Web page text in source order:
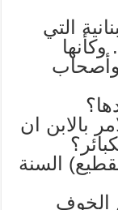
التي
وأصحاب
بالابن ان
السنة
الخوف